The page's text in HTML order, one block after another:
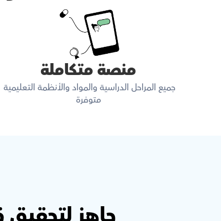
منصة متكاملة
جميع المراحل الدراسية والمواد والأنظمة التعليمية
متوفرة